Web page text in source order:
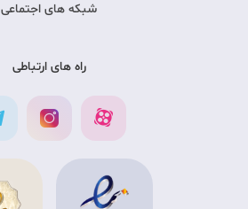
شبکه های اجتماعی
راه های ارتباطی